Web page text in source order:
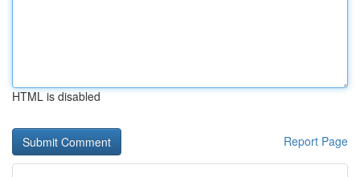
HTML is disabled
Report Page